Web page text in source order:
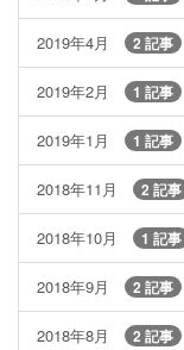
2019年4月 2 記事
2019年2月 1 記事
2019年1月 1 記事
2018年11月 2 記事
2018年10月 1 記事
2018年9月 2 記事
2018年8月 2 記事